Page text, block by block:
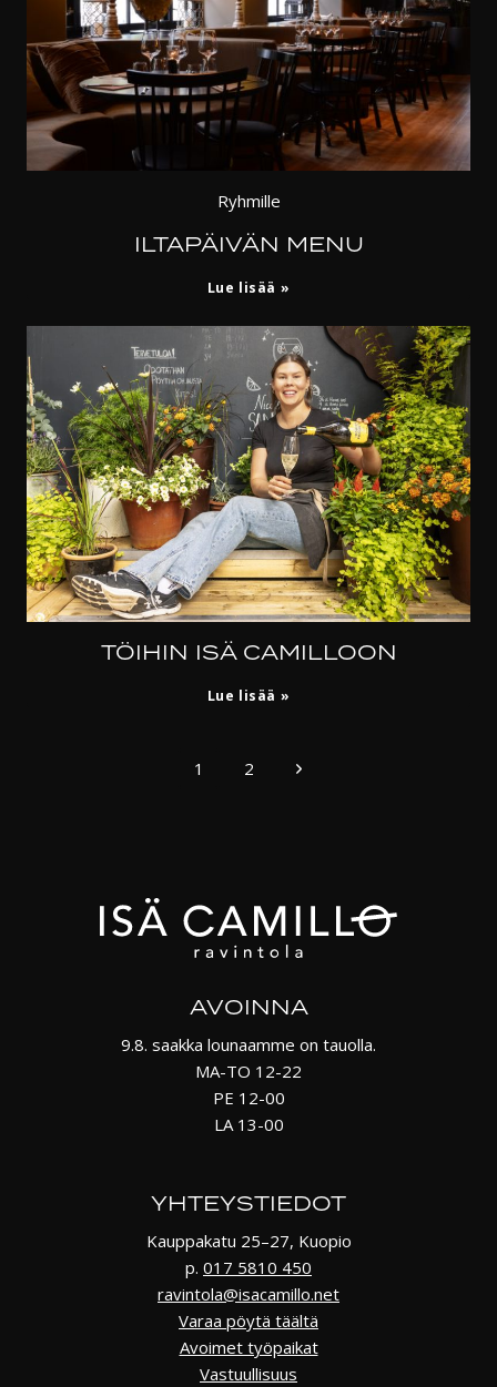
Ryhmille
ILTAPÄIVÄN MENU
Lue lisää Iltapäivän
TÖIHIN ISÄ CAMILLOON
Lue lisää Töihin
SIVUNAVIGOINTI
1 2
Seuraava
AVOINNA
9.8. saakka lounaamme on tauolla.
MA-TO 12-22
PE 12-00
LA 13-00
YHTEYSTIEDOT
Kauppakatu 25–27, Kuopio
p. 017 5810 450
ravintola@isacamillo.net
Varaa pöytä täältä
Avoimet työpaikat
Vastuullisuus